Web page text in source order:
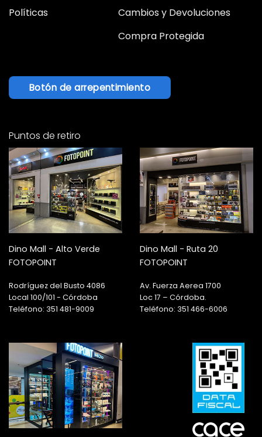
Políticas
Cambios y Devoluciones
Compra Protegida
Botón de arrepentimiento
Puntos de retiro
Dino Mall - Alto Verde
FOTOPOINT
Rodríguez del Busto 4086
Local 100/101 - Córdoba
Teléfono: 351 481-9009
Dino Mall - Ruta 20
FOTOPOINT
Av. Fuerza Aerea 1700
Loc 17 – Córdoba.
Teléfono: 351 466-6006